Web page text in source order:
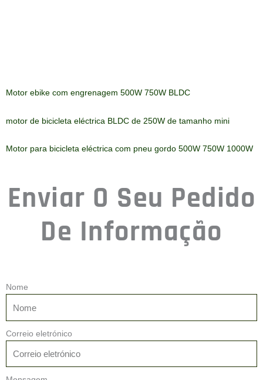
Produtos
Relacionados
Motor De Bicicleta
Eléctrica 750W 1000W
Eléctrica
Engrenado BLDC Ebike